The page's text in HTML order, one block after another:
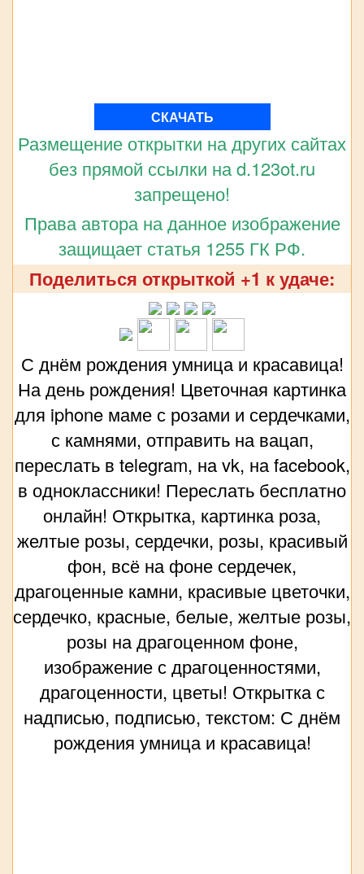
СКАЧАТЬ
Размещение открытки на других сайтах
без прямой ссылки на d.123ot.ru
запрещено!
Права автора на данное изображение
защищает статья 1255 ГК РФ.
Поделиться открыткой +1 к удаче:
С днём рождения умница и красавица!
На день рождения! Цветочная картинка
для iphone маме с розами и сердечками,
с камнями, отправить на вацап,
переслать в telegram, на vk, на facebook,
в одноклассники! Переслать бесплатно
онлайн! Открытка, картинка роза,
желтые розы, сердечки, розы, красивый
фон, всё на фоне сердечек,
драгоценные камни, красивые цветочки,
сердечко, красные, белые, желтые розы,
розы на драгоценном фоне,
изображение с драгоценностями,
драгоценности, цветы! Открытка с
надписью, подписью, текстом: С днём
рождения умница и красавица!